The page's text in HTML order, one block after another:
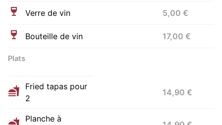
Verre de vin 5,00 €
Bouteille de vin 17,00 €
Plats
Fried tapas pour
2
14,90 €
Planche à